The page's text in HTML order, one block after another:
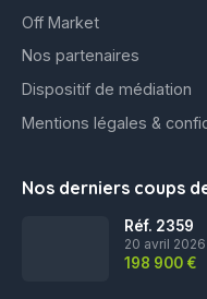
Off Market
Nos partenaires
Dispositif de médiation
Mentions légales &
Nos derniers coups
Réf. 2359
20 avril 2026
198 900 €